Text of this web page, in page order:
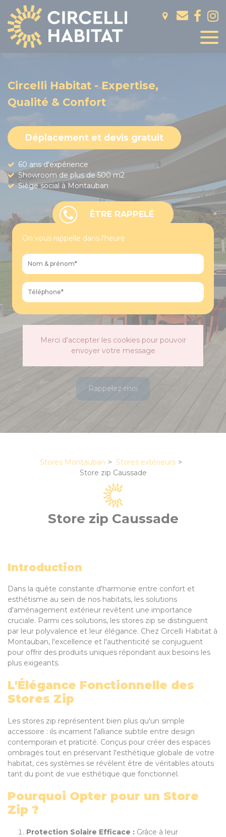
Circelli Habitat - Expertise,
Qualité & Confort
Déplacement et devis gratuit
60 ans d'expérience
Showroom de plus de 500 m2
Siège social à Montauban
ÊTRE RAPPELÉ
On vous rappelle dans l'heure
Merci d'accepter les cookies pour pouvoir
envoyer votre message
Rappelez-moi
Stores Montauban
Stores extérieurs
Store zip Caussade
Store zip Caussade
Introduction
Dans la quête constante d'harmonie entre confort et
esthétisme au sein de nos habitats, les solutions
d'aménagement extérieur revêtent une importance
cruciale. Parmi ces solutions, les stores zip se distinguent
par leur polyvalence et leur élégance. Chez Circelli Habitat à
Montauban, l'excellence et l'authenticité se conjuguent
pour offrir des produits uniques répondant aux besoins les
plus exigeants.
L'Élégance Fonctionnelle des
Stores Zip
Les stores zip représentent bien plus qu'un simple
accessoire : ils incarnent l'alliance subtile entre design
contemporain et praticité. Conçus pour créer des espaces
ombragés tout en préservant l'esthétique globale de votre
habitat, ces systèmes se révèlent être de véritables atouts
tant du point de vue esthétique que fonctionnel.
Pourquoi Opter pour un Store
Zip ?
Protection Solaire Efficace : Grâce à leur
Panneau de gestion des cookies